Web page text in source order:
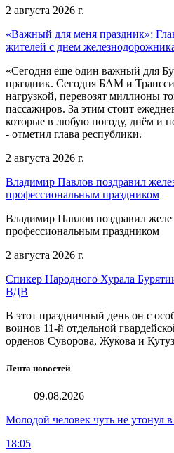
2 августа 2026 г.
«Важный для меня праздник»:
жителей с днем
«Сегодня еще один важный для
праздник. Сегодня БАМ и
нагрузкой, перевозят миллионы
пассажиров. За этим стоит
которые в любую погоду, днём и
- отметил глава республики.
2 августа 2026 г.
Владимир Павлов поздравил
профессиональным праздником
Владимир Павлов поздравил
профессиональным праздником
2 августа 2026 г.
Спикер Народного Хурала
ВДВ
В этот праздничный день он с
воинов 11-й отдельной
орденов Суворова, Жукова и
Лента новостей
09.08.2026
Молодой человек чуть не утонул
18:05